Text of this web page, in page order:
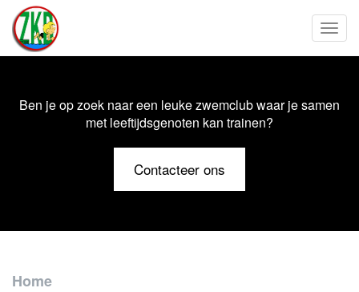
Ben je op zoek naar een leuke zwemclub waar je samen
met leeftijdsgenoten kan trainen?
Contacteer ons
Home